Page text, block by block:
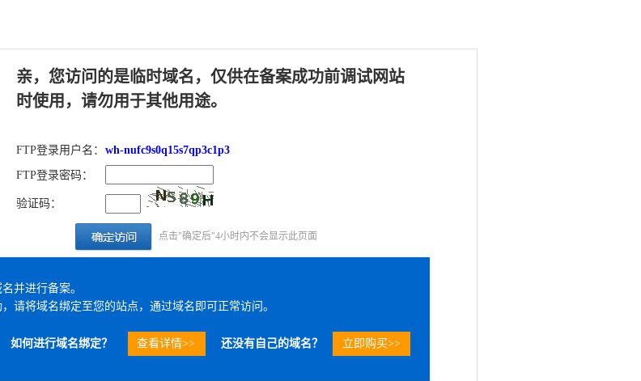
亲，您访问的是临时域名，仅供在备案成功前调试网站
时使用，请勿用于其他用途。
FTP登录用户名： wh-nufc9s0q15s7qp3c1p3
FTP登录密码：
验证码：
点击"确定后"4小时内不会显示此页面
并进行备案。
请将域名绑定至您的站点，通过域名即可正常访问。
还没有自己的域名？
查看详情>> 立即购买>>
如何进行域名绑定？